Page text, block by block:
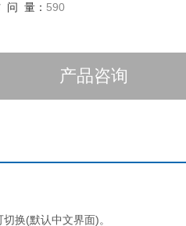
问 量： 590
产品咨询
换(默认中文界面)。